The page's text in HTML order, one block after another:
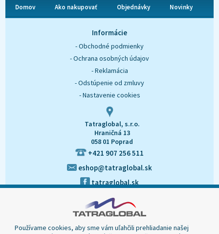
Domov Ako nakupovať Objednávky Novinky
Informácie
- Obchodné podmienky
- Ochrana osobných údajov
- Reklamácia
- Odstúpenie od zmluvy
- Nastavenie cookies
Tatraglobal, s.r.o.
Hraničná 13
058 01 Poprad
+421 907 256 511
eshop@tatraglobal.sk
tatraglobal.sk
Používame cookies, aby sme vám uľahčili prehliadanie našej